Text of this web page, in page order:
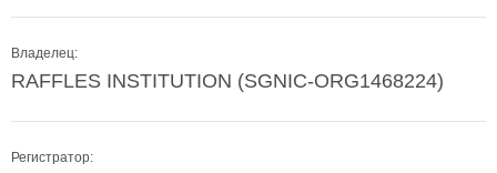
Владелец:
RAFFLES INSTITUTION (SGNIC-ORG1468224)
Регистратор: